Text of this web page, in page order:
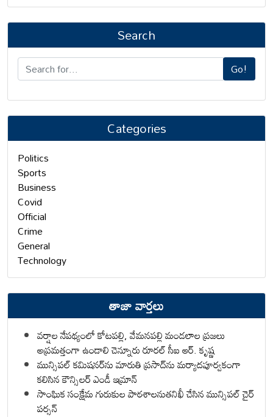
Search
Go!
Categories
Politics
Sports
Business
Covid
Official
Crime
General
Technology
తాజా వార్తలు
వర్షాల నేపథ్యంలో కోటపల్లి, వేమనపల్లి మండలాల ప్రజలు
అప్రమత్తంగా ఉండాలి చెన్నూరు రూరల్ సీఐ ఆర్. కృష్ణ
మున్సిపల్ కమిషనర్‌ను మారుతి ప్రసాద్‌ను మర్యాదపూర్వకంగా
కలిసిన కౌన్సిలర్ ఎండీ ఇమ్రాన్ ​
సాంఘిక సంక్షేమ గురుకుల పాఠశాలనుతనిఖీ చేసిన మున్సిపల్ చైర్
పర్సన్